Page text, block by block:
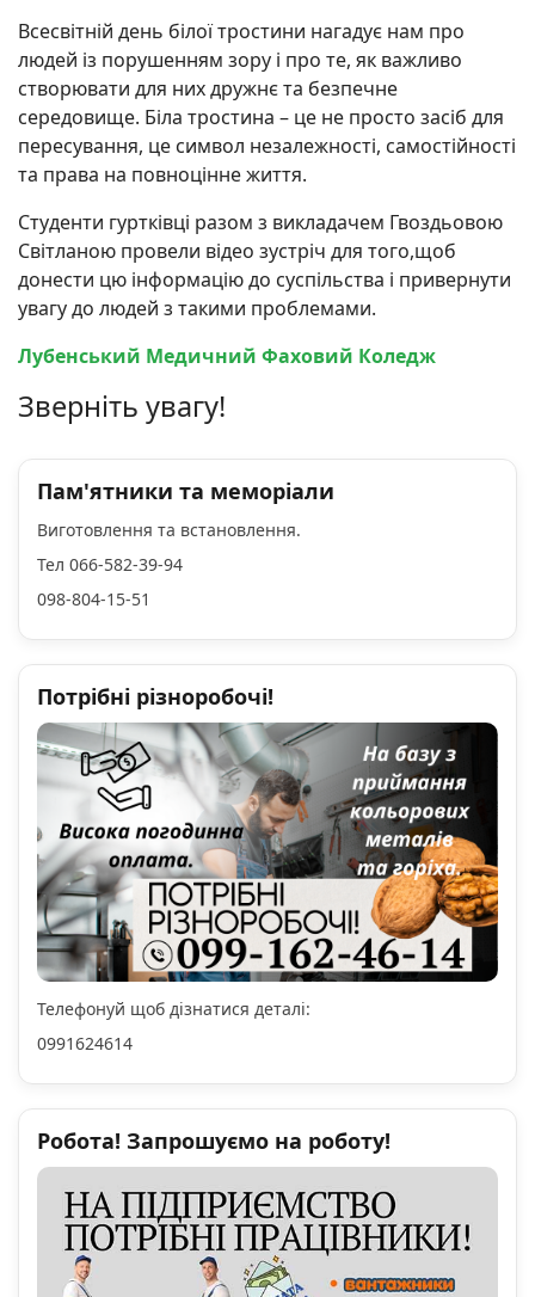
Всесвітній день білої тростини нагадує нам про
людей із порушенням зору і про те, як важливо
створювати для них дружнє та безпечне
середовище. Біла тростина – це не просто засіб для
пересування, це символ незалежності, самостійності
та права на повноцінне життя.
Студенти гуртківці разом з викладачем Гвоздьовою
Світланою провели відео зустріч для того,щоб
донести цю інформацію до суспільства і привернути
увагу до людей з такими проблемами.
Лубенський Медичний Фаховий Коледж
Зверніть увагу!
Пам'ятники та меморіали
Виготовлення та встановлення.
Тел 066-582-39-94
098-804-15-51
Потрібні різноробочі!
Телефонуй щоб дізнатися деталі:
0991624614
Робота! Запрошуємо на роботу!